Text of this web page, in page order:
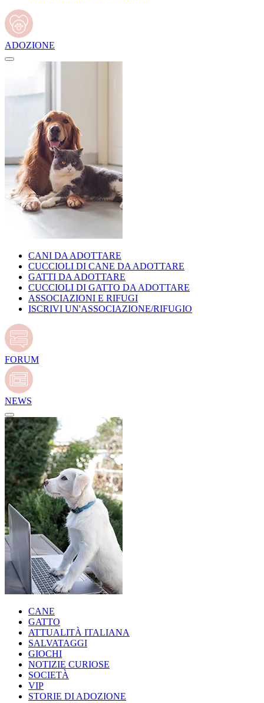
ADOZIONE
CANI DA ADOTTARE
CUCCIOLI DI CANE DA ADOTTARE
GATTI DA ADOTTARE
CUCCIOLI DI GATTO DA ADOTTARE
ASSOCIAZIONI E RIFUGI
ISCRIVI UN'ASSOCIAZIONE/RIFUGIO
FORUM
NEWS
CANE
GATTO
ATTUALITÀ ITALIANA
SALVATAGGI
GIOCHI
NOTIZIE CURIOSE
SOCIETÀ
VIP
STORIE DI ADOZIONE